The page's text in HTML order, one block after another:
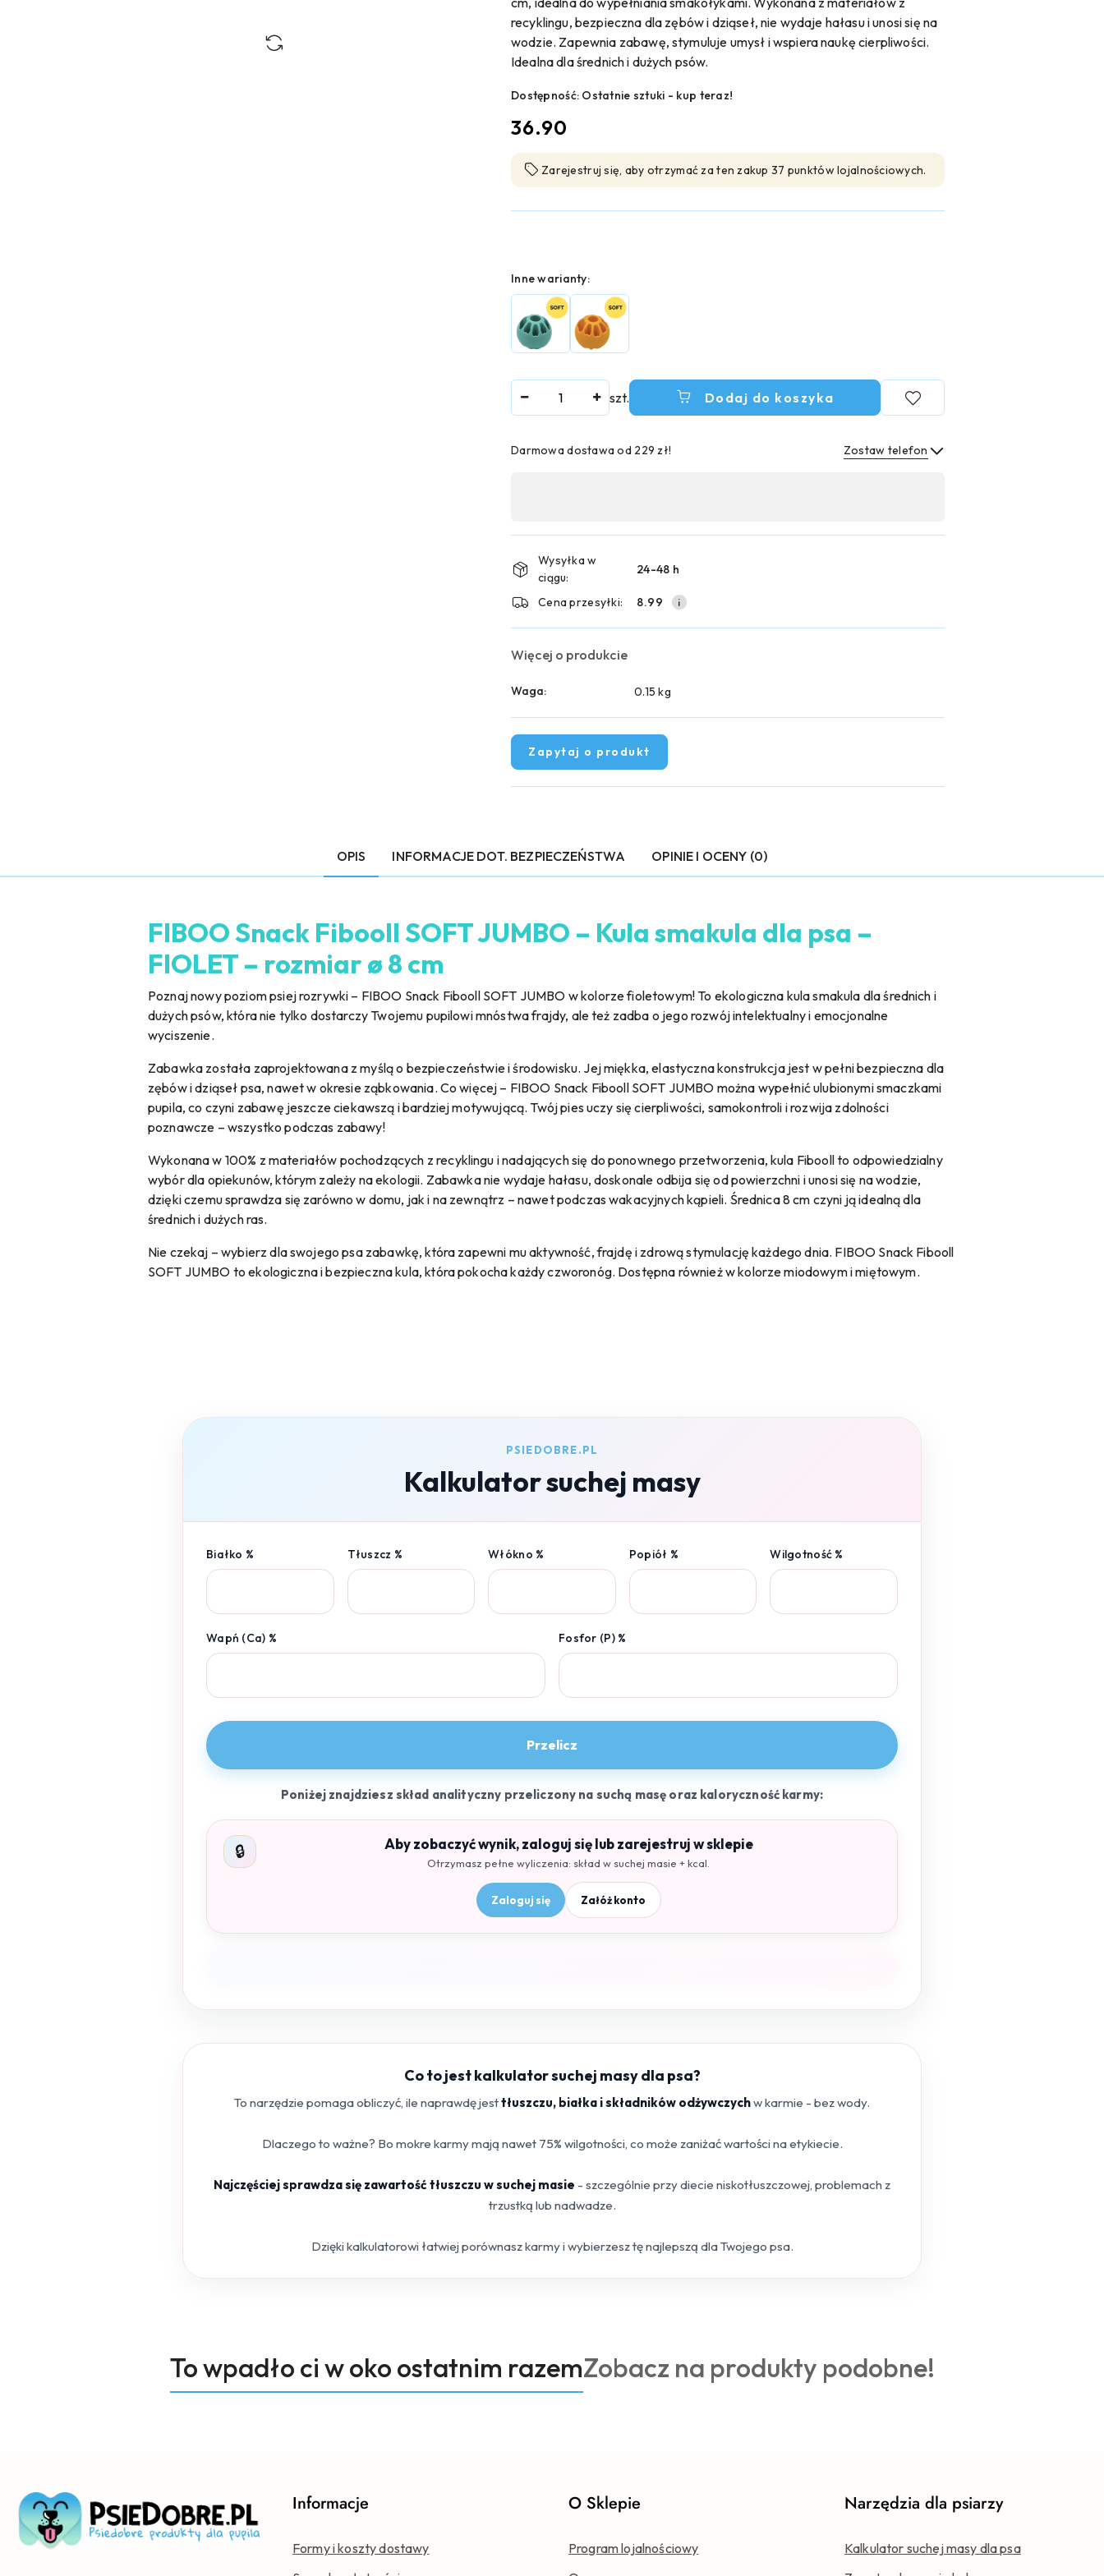
recyklingu, bezpieczna dla zębów i dziąseł, nie wydaje hałasu i unosi się na
wodzie. Zapewnia zabawę, stymuluje umysł i wspiera naukę cierpliwości.
Idealna dla średnich i dużych psów.
Dostępność: Ostatnie sztuki - kup teraz!
cena:
36.90
Zarejestruj się, aby otrzymać za ten zakup 37 punktów lojalnościowych.
Wariant
Inne warianty:
szt. Dodaj do koszyka
Darmowa dostawa od 229 zł! Zostaw telefon
płatność
i
dostawa
Wysyłka w
ciągu:
24-48 h
Cena przesyłki: 8.99
Więcej o produkcie
Waga: 0.15 kg
Zapytaj o produkt
OPIS INFORMACJE DOT. BEZPIECZEŃSTWA OPINIE I OCENY (0)
FIBOO Snack Fibooll SOFT JUMBO – Kula smakula dla psa –
FIOLET – rozmiar ø 8 cm
Poznaj nowy poziom psiej rozrywki – FIBOO Snack Fibooll SOFT JUMBO w kolorze fioletowym! To ekologiczna kula smakula dla średnich i
dużych psów, która nie tylko dostarczy Twojemu pupilowi mnóstwa frajdy, ale też zadba o jego rozwój intelektualny i emocjonalne
wyciszenie.
Zabawka została zaprojektowana z myślą o bezpieczeństwie i środowisku. Jej miękka, elastyczna konstrukcja jest w pełni bezpieczna dla
zębów i dziąseł psa, nawet w okresie ząbkowania. Co więcej – FIBOO Snack Fibooll SOFT JUMBO można wypełnić ulubionymi smaczkami
pupila, co czyni zabawę jeszcze ciekawszą i bardziej motywującą. Twój pies uczy się cierpliwości, samokontroli i rozwija zdolności
poznawcze – wszystko podczas zabawy!
Wykonana w 100% z materiałów pochodzących z recyklingu i nadających się do ponownego przetworzenia, kula Fibooll to odpowiedzialny
wybór dla opiekunów, którym zależy na ekologii. Zabawka nie wydaje hałasu, doskonale odbija się od powierzchni i unosi się na wodzie,
dzięki czemu sprawdza się zarówno w domu, jak i na zewnątrz – nawet podczas wakacyjnych kąpieli. Średnica 8 cm czyni ją idealną dla
średnich i dużych ras.
Nie czekaj – wybierz dla swojego psa zabawkę, która zapewni mu aktywność, frajdę i zdrową stymulację każdego dnia. FIBOO Snack Fibooll
SOFT JUMBO to ekologiczna i bezpieczna kula, która pokocha każdy czworonóg. Dostępna również w kolorze miodowym i miętowym.
PSIEDOBRE.PL
Kalkulator suchej masy
Białko % Tłuszcz % Włókno % Popiół % Wilgotność %
Wapń (Ca) % Fosfor (P) %
Przelicz
Poniżej znajdziesz skład analityczny przeliczony na suchą masę oraz kaloryczność karmy:
🔒 Aby zobaczyć wynik, zaloguj się lub zarejestruj w sklepie
Otrzymasz pełne wyliczenia: skład w suchej masie + kcal.
Zaloguj się Załóż konto
Co to jest kalkulator suchej masy dla psa?
To narzędzie pomaga obliczyć, ile naprawdę jesttłuszczu, białka i składników odżywczychw karmie - bez wody.
Dlaczego to ważne? Bo mokre karmy mają nawet 75% wilgotności, co może zaniżać wartości na etykiecie.
Najczęściej sprawdza się zawartość tłuszczu w suchej masie - szczególnie przy diecie niskotłuszczowej, problemach z
trzustką lub nadwadze.
Dzięki kalkulatorowi łatwiej porównasz karmy i wybierzesz tę najlepszą dla Twojego psa.
Pomiń karuzelę produktówProdukty
o
To wpadło ci w oko ostatnim razemProdukty
o
Zobacz na produkty podobne!
Informacje
Formy i koszty dostawy
O Sklepie
Program lojalnościowy
Narzędzia dla psiarzy
Kalkulator suchej masy dla psa